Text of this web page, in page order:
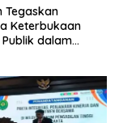
Tegaskan
Keterbukaan
dalam